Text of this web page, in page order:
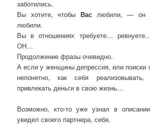
заботились.
Вы хотите, чтобыВас любили, — он
любили.
Вы в отношениях требуете…
ОН…
Продолжение фразы очевидно.
А если у женщины депрессия, или поиски
непонятно, как себя
привлекать деньги в свою жизнь…
Возможно, кто-то уже узнал в
увидел своего партнера, себя.